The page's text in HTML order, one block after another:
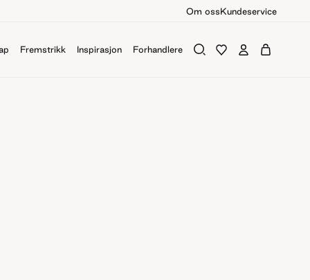
Om ossKundeservice
Fremstrikk Inspirasjon Forhandlere